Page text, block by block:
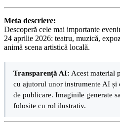
Meta descriere:
Descoperă cele mai importante
24 aprilie 2026: teatru, muzică,
animă scena artistică locală.
Transparență AI: Acest material
cu ajutorul unor instrumente AI și
de publicare. Imaginile generate
folosite cu rol ilustrativ.